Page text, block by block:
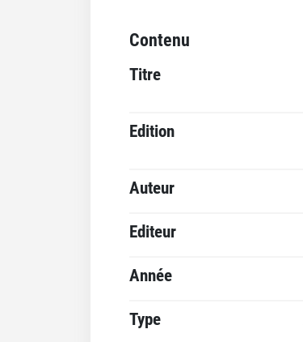
Contenu
Titre
Edition
Auteur
Editeur
Année
Type